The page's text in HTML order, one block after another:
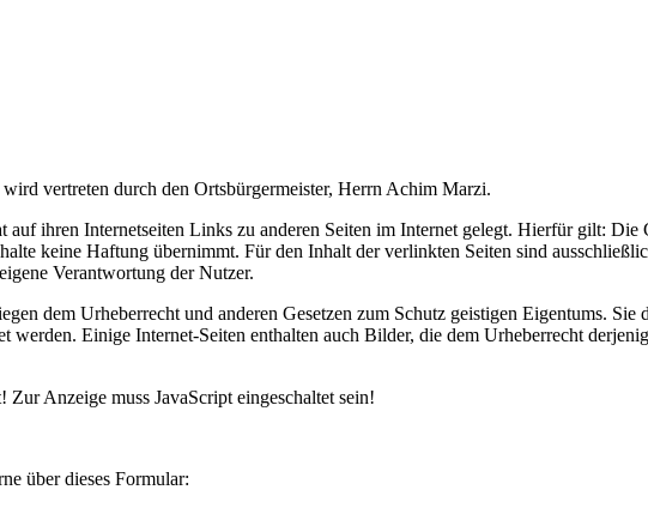
vertreten durch den Ortsbürgermeister, Herrn Achim Marzi.
ihren Internetseiten Links zu anderen Seiten im Internet gelegt. Hierfür gilt:
keine Haftung übernimmt. Für den Inhalt der verlinkten Seiten sind
Verantwortung der Nutzer.
dem Urheberrecht und anderen Gesetzen zum Schutz geistigen Eigentums.
werden. Einige Internet-Seiten enthalten auch Bilder, die dem Urheberrecht
Anzeige muss JavaScript eingeschaltet sein!
über dieses Formular: